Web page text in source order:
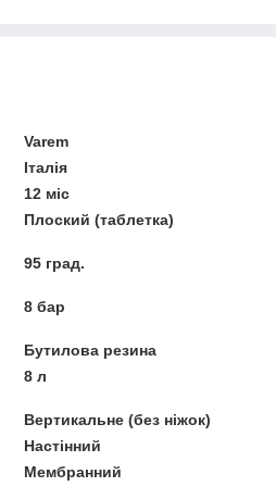
Varem
Італія
12 міс
Плоский (таблетка)
95 град.
8 бар
Бутилова резина
8 л
Вертикальне (без ніжок)
Настінний
Мембранний